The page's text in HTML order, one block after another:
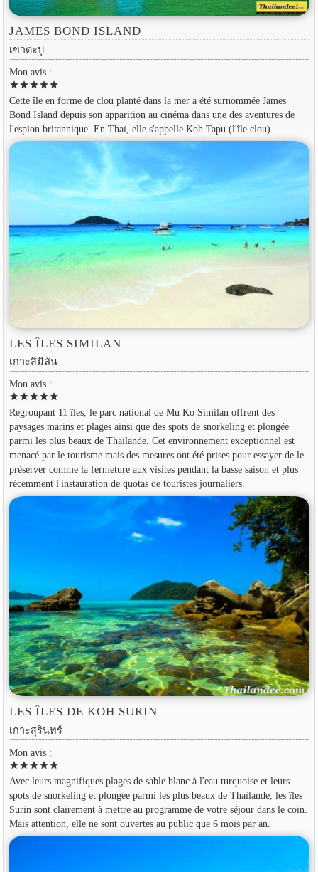
JAMES BOND ISLAND
เขาตะปู
Mon avis :
starstarstarstarstar
Cette île en forme de clou planté dans la mer a été surnommée James
Bond Island depuis son apparition au cinéma dans une des aventures de
l'espion britannique. En Thaï, elle s'appelle Koh Tapu (l'île clou)
LES ÎLES SIMILAN
เกาะสิมิลัน
Mon avis :
starstarstarstarstar
Regroupant 11 îles, le parc national de Mu Ko Similan offrent des
paysages marins et plages ainsi que des spots de snorkeling et plongée
parmi les plus beaux de Thaïlande. Cet environnement exceptionnel est
menacé par le tourisme mais des mesures ont été prises pour essayer de le
préserver comme la fermeture aux visites pendant la basse saison et plus
récemment l'instauration de quotas de touristes journaliers.
LES ÎLES DE KOH SURIN
เกาะสุรินทร์
Mon avis :
starstarstarstarstar
Avec leurs magnifiques plages de sable blanc à l'eau turquoise et leurs
spots de snorkeling et plongée parmi les plus beaux de Thaïlande, les îles
Surin sont clairement à mettre au programme de votre séjour dans le coin.
Mais attention, elle ne sont ouvertes au public que 6 mois par an.